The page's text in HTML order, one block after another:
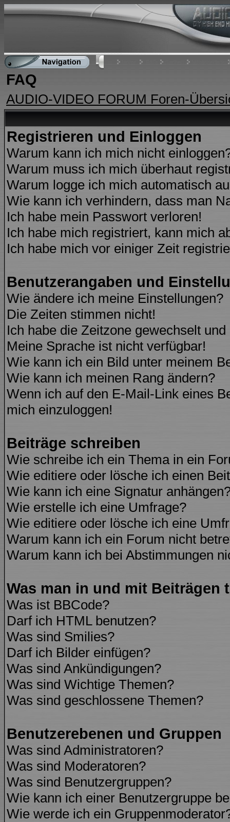
FAQ
AUDIO-VIDEO FORUM Foren-
Registrieren und Einloggen
Warum kann ich mich nicht
Warum muss ich mich überhaut
Warum logge ich mich automatisch
Wie kann ich verhindern, dass man
Ich habe mein Passwort verloren!
Ich habe mich registriert, kann mich
Ich habe mich vor einiger Zeit
Benutzerangaben und
Wie ändere ich meine Einstellungen?
Die Zeiten stimmen nicht!
Ich habe die Zeitzone gewechselt
Meine Sprache ist nicht verfügbar!
Wie kann ich ein Bild unter meinem
Wie kann ich meinen Rang ändern?
Wenn ich auf den E-Mail-Link eines
mich einzuloggen!
Beiträge schreiben
Wie schreibe ich ein Thema in ein
Wie editiere oder lösche ich einen
Wie kann ich eine Signatur
Wie erstelle ich eine Umfrage?
Wie editiere oder lösche ich eine
Warum kann ich ein Forum nicht
Warum kann ich bei Abstimmungen
Was man in und mit Beiträgen
Was ist BBCode?
Darf ich HTML benutzen?
Was sind Smilies?
Darf ich Bilder einfügen?
Was sind Ankündigungen?
Was sind Wichtige Themen?
Was sind geschlossene Themen?
Benutzerebenen und Gruppen
Was sind Administratoren?
Was sind Moderatoren?
Was sind Benutzergruppen?
Wie kann ich einer Benutzergruppe
Wie werde ich ein